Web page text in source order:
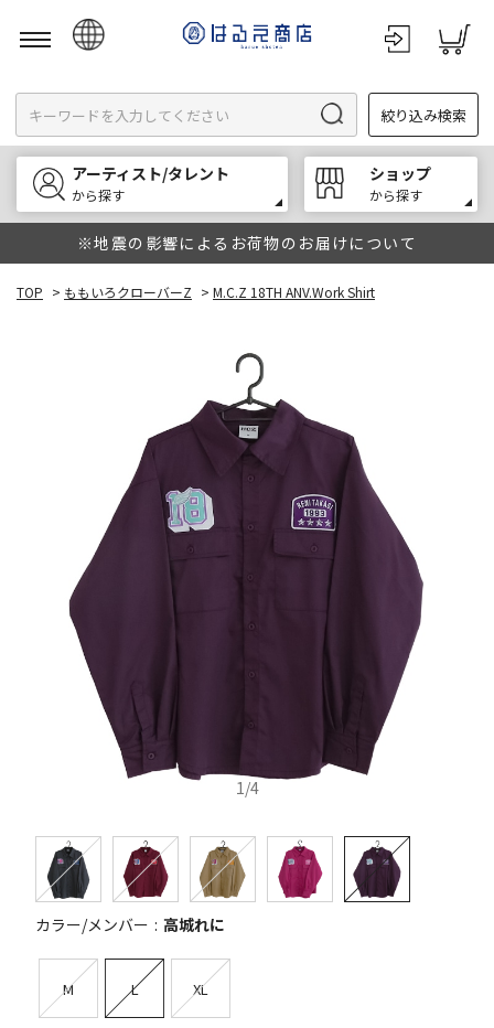
English
한국어
中文
絞り込み検索
アーティスト/タレント
から探す
ショップ
から探す
※地震の影響によるお荷物のお届けについて
TOP > ももいろクローバーZ > M.C.Z 18TH ANV.Work Shirt
1/4
カラー/メンバー 高城れに
M L XL